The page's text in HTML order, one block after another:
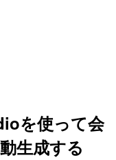
を使って会
生成する